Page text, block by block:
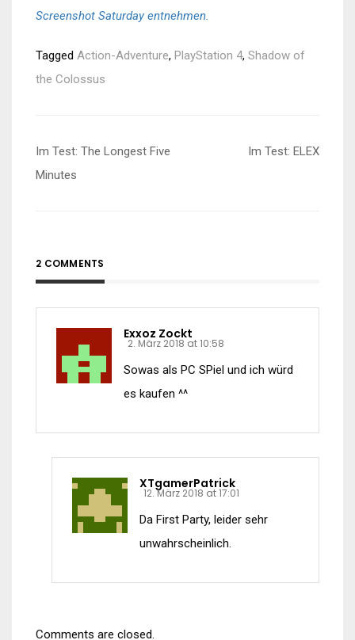
Screenshot Saturday entnehmen.
Tagged Action-Adventure, PlayStation 4, Shadow of
the Colossus
Beitragsnavigation
Im Test: The Longest Five
Minutes
Im Test: ELEX
2 COMMENTS
Exxoz Zockt
2. März 2018 at 10:58
Sowas als PC SPiel und ich würd
es kaufen ^^
XTgamerPatrick
12. März 2018 at 17:01
Da First Party, leider sehr
unwahrscheinlich.
Comments are closed.